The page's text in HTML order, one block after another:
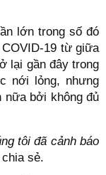
lớn trong số đó
19 từ giữa
lại gần đây trong
nới lỏng, nhưng
nữa bởi không đủ
tôi đã cảnh báo
sẻ.